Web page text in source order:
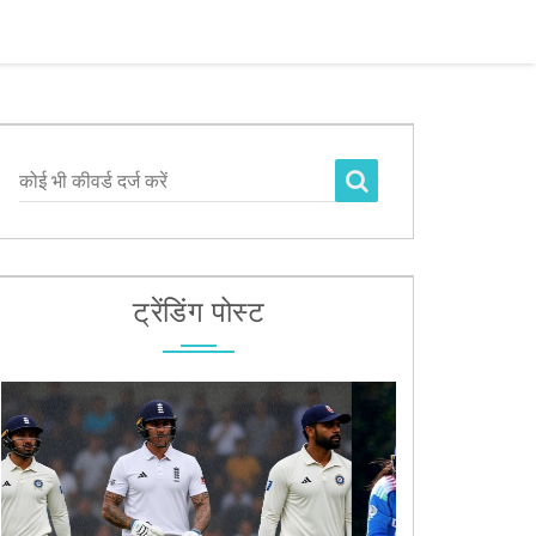
कोई भी कीवर्ड दर्ज करें
ट्रेंडिंग पोस्ट